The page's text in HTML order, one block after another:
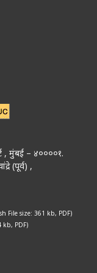
, मुंबई – ४००००१.
(पूर्व) ,
File size: 361 kb, PDF)
kb, PDF)